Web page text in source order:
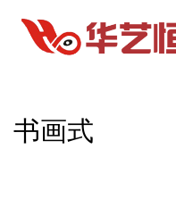
书画式